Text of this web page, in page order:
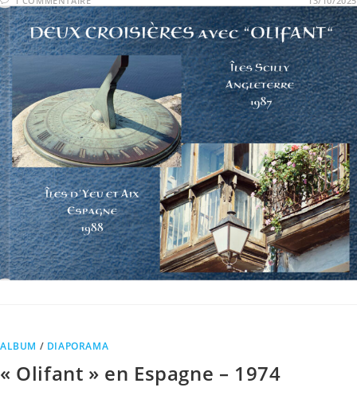
ALBUM / DIAPORAMA
« Olifant » en Espagne – 1974